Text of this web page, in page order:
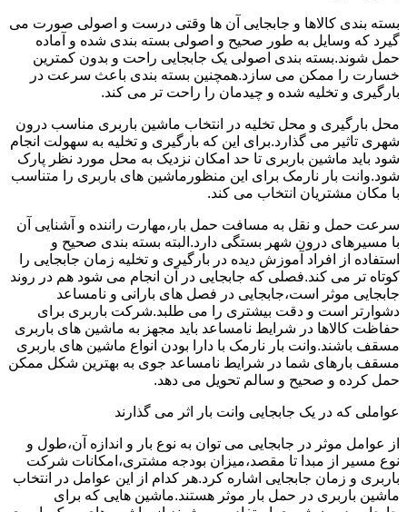
بسته بندی کالاها و جابجایی آن ها وقتی درست و اصولی صورت می
گیرد که وسایل به طور صحیح و اصولی بسته بندی شده و آماده
حمل شوند.بسته بندی اصولی یک جابجایی راحت و بدون کمترین
خسارت را ممکن می سازد.همچنین بسته بندی باعث سرعت در
بارگیری و تخلیه شده و چیدمان را راحت تر می کند.
محل بارگیری و محل تخلیه در انتخاب ماشین باربری مناسب درون
شهری تاثیر می گذارد.برای این که بارگیری و تخلیه به سهولت انجام
شود باید ماشین باربری تا حد امکان نزدیک به محل مورد نظر پارک
شود.وانت بار نارمک برای این منظورماشین های باربری را متناسب
با مکان مشتریان انتخاب می کند.
سرعت حمل و نقل به مسافت حمل بار،مهارت راننده و آشنایی آن
با مسیرهای درون شهر بستگی دارد.البته بسته بندی صحیح و
استفاده از افراد آموزش دیده در بارگیری و تخلیه زمان جابجایی را
کوتاه تر می کند.فصلی که جابجایی در آن انجام می شود هم در روند
جابجایی موثر است،جابجایی در فصل های بارانی و نامساعد
دشوارتر است و دقت بیشتری را می طلبد.شرکت باربری برای
حفاظت کالاها در شرایط نامساعد باید مجهز به ماشین های باربری
مسقف باشند.وانت بار نارمک با دارا بودن انواع ماشین های باربری
مسقف بارهای شما در شرایط نامساعد جوی به بهترین شکل ممکن
حمل کرده و صحیح و سالم تحویل می دهد.
عواملی که در یک جابجایی وانت بار اثر می گذارند
از عوامل موثر در جابجایی می توان به نوع بار و اندازه آن،طول و
نوع مسیر از مبدا تا مقصد،میزان بودجه مشتری،امکانات شرکت
باربری و زمان جابجایی اشاره کرد.هر کدام از این عوامل در انتخاب
ماشین باربری در حمل بار موثر هستند.ماشین هایی که برای